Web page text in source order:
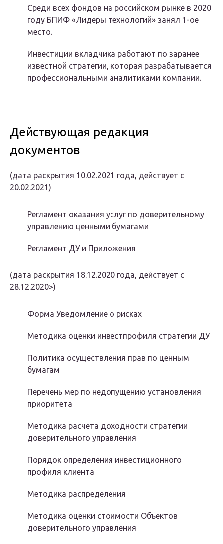
Среди всех фондов на российском рынке в 2020
году БПИФ «Лидеры технологий» занял 1-ое
место.
Инвестиции вкладчика работают по заранее
известной стратегии, которая разрабатывается
профессиональными аналитиками компании.
Действующая редакция
документов
(дата раскрытия 10.02.2021 года, действует с
20.02.2021)
Регламент оказания услуг по доверительному
управлению ценными бумагами
Регламент ДУ и Приложения
(дата раскрытия 18.12.2020 года, действует с
28.12.2020>)
Форма Уведомление о рисках
Методика оценки инвестпрофиля стратегии ДУ
Политика осуществления прав по ценным
бумагам
Перечень мер по недопущению установления
приоритета
Методика расчета доходности стратегии
доверительного управления
Порядок определения инвестиционного
профиля клиента
Методика распределения
Методика оценки стоимости Объектов
доверительного управления